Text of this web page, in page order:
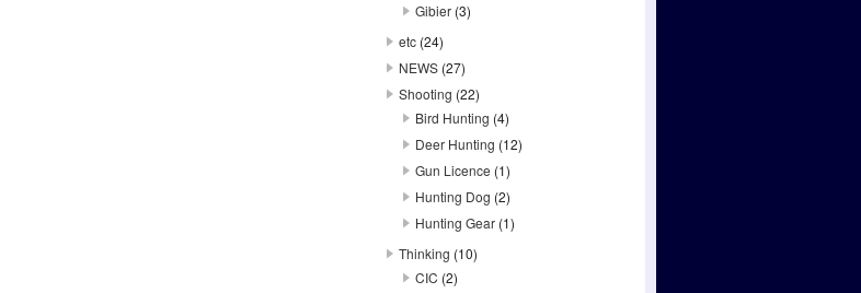
Gibier (3)
etc (24)
NEWS (27)
Shooting (22)
Bird Hunting (4)
Deer Hunting (12)
Gun Licence (1)
Hunting Dog (2)
Hunting Gear (1)
Thinking (10)
CIC (2)